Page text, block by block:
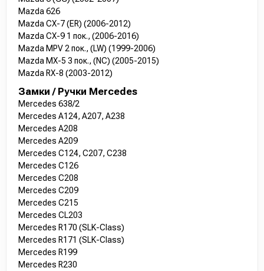
Mazda 626
Mazda CX-7 (ER) (2006-2012)
Mazda CX-9 1 пок., (2006-2016)
Mazda MPV 2 пок., (LW) (1999-2006)
Mazda MX-5 3 пок., (NC) (2005-2015)
Mazda RX-8 (2003-2012)
Замки / Ручки Mercedes
Mercedes 638/2
Mercedes A124, A207, A238
Mercedes A208
Mercedes A209
Mercedes C124, C207, C238
Mercedes C126
Mercedes C208
Mercedes C209
Mercedes C215
Mercedes CL203
Mercedes R170 (SLK-Class)
Mercedes R171 (SLK-Class)
Mercedes R199
Mercedes R230